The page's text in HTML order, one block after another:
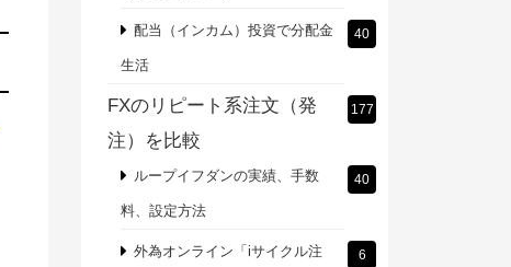
配当（インカム）投資で分配金
生活
40
FXのリピート系注文（発
注）を比較
177
ループイフダンの実績、手数
料、設定方法
40
外為オンライン「iサイクル注 6